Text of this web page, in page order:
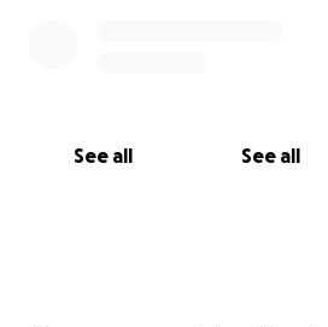
See all See all